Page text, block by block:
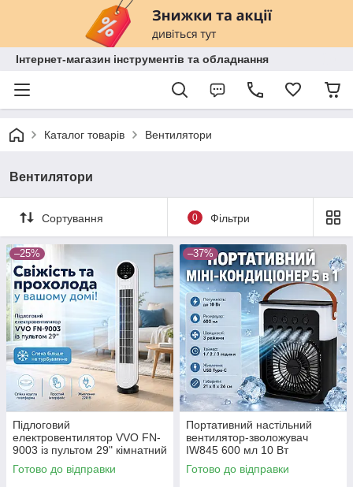
Інтернет-магазин інструментів та обладнання
Каталог товарів Вентилятори
Вентилятори
Сортування 0 Фільтри
–25%
Підлоговий
електровентилятор VVO FN-
9003 із пультом 29" кімнатний
електричний вентилятор
Готово до відправки
–37%
Портативний настільний
вентилятор-зволожувач
IW845 600 мл 10 Вт
вентилятор для дому та
офісу
Готово до відправки